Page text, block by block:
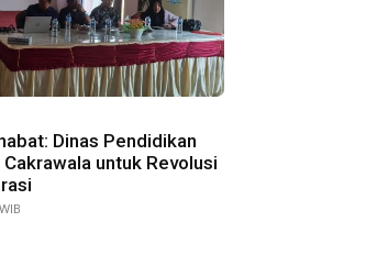
Dinas Pendidikan
untuk Revolusi